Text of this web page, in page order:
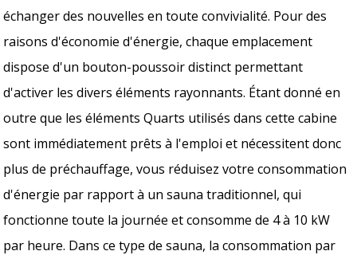
échanger des nouvelles en toute convivialité. Pour des
raisons d'économie d'énergie, chaque emplacement
dispose d'un bouton-poussoir distinct permettant
d'activer les divers éléments rayonnants. Étant donné en
outre que les éléments Quarts utilisés dans cette cabine
sont immédiatement prêts à l'emploi et nécessitent donc
plus de préchauffage, vous réduisez votre consommation
d'énergie par rapport à un sauna traditionnel, qui
fonctionne toute la journée et consomme de 4 à 10 kW
par heure. Dans ce type de sauna, la consommation par